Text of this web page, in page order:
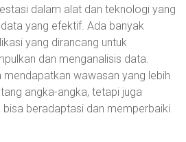
dalam alat dan teknologi yang
yang efektif. Ada banyak
yang dirancang untuk
dan menganalisis data.
mendapatkan wawasan yang lebih
angka-angka, tetapi juga
beradaptasi dan memperbaiki